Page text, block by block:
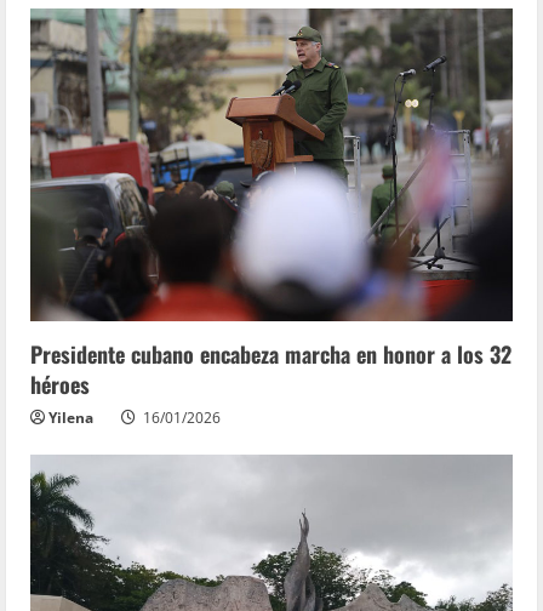
Presidente cubano encabeza marcha en honor a los 32
héroes
Yilena 16/01/2026